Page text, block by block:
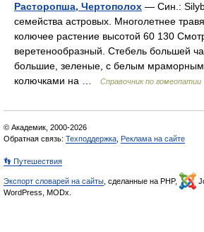
Расторопша, Чертополох — Син.:
семейства астровых. Многолетнее
колючее растение высотой 60 130
веретенообразный. Стебель большей
большие, зеленые, с белым мраморным
колючками на …
Справочник по гомеопатии
© Академик, 2000-2026
Обратная связь: Техподдержка Реклама на сайте
👣 Путешествия
Экспорт словарей на сайты , сделанные на PHP,
WordPress, MODx.